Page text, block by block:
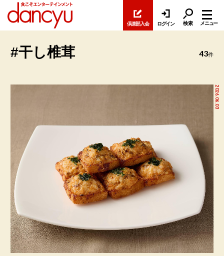
倶楽部入会 ログイン 検索 メニュー
#干し椎茸 43件
2026.06.03